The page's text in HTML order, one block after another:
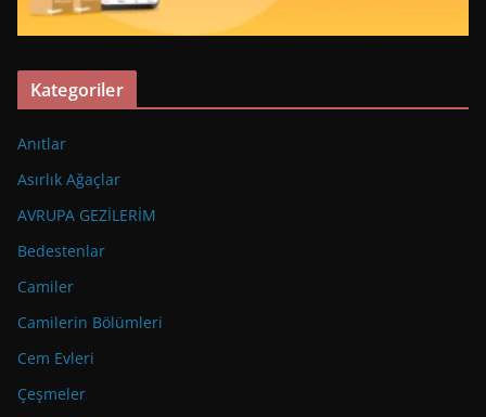
Kategoriler
Anıtlar
Asırlık Ağaçlar
AVRUPA GEZİLERİM
Bedestenlar
Camiler
Camilerin Bölümleri
Cem Evleri
Çeşmeler